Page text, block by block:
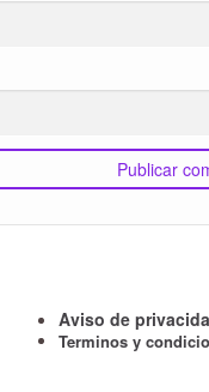
Aviso de
Terminos y